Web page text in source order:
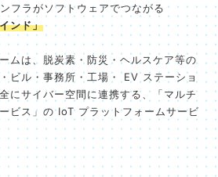
フラがソフトウェアでつながる
ンド」
ムは、脱炭素・防災・ヘルスケア等の
ビル・事務所・工場・ EV ステーショ
にサイバー空間に連携する、「マルチ
ビス」の IoT プラットフォームサービ